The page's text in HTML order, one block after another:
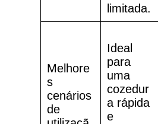
limitada.
Melhore
s
cenários
de
Ideal
para
uma
cozedur
a rápida
e